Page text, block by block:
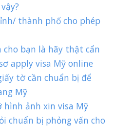
thành phố cho phép
cho bạn là hãy thật cẩn
apply visa Mỹ online
tờ cần chuẩn bị để
Mỹ
hình ảnh xin visa Mỹ
chuẩn bị phỏng vấn cho